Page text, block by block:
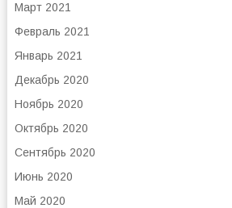
Март 2021
Февраль 2021
Январь 2021
Декабрь 2020
Ноябрь 2020
Октябрь 2020
Сентябрь 2020
Июнь 2020
Май 2020